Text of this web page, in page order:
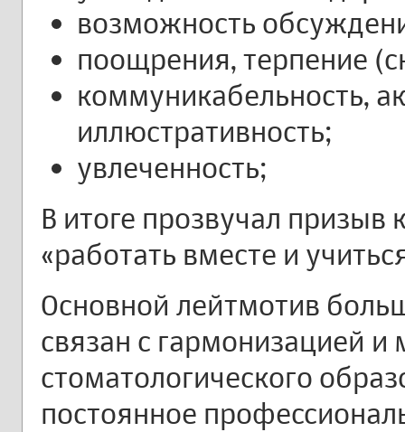
возможность
поощрения, терпение
коммуникабельность,
иллюстративность;
увлеченность;
В итоге прозвучал призыв
«работать вместе и
Основной лейтмотив
связан с гармонизацией
стоматологического
постоянное